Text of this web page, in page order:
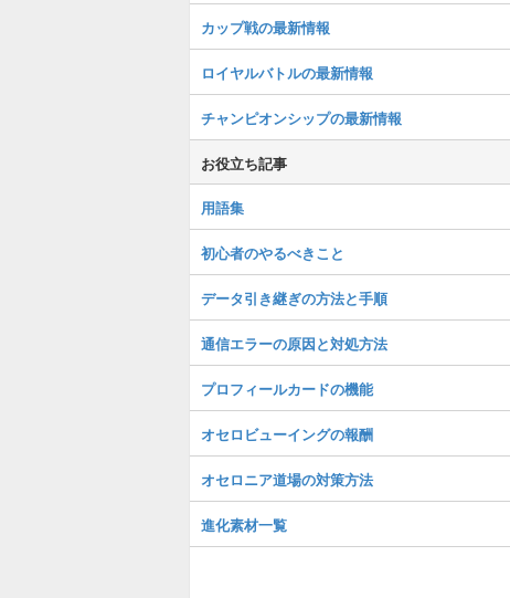
カップ戦の最新情報
ロイヤルバトルの最新情報
チャンピオンシップの最新情報
お役立ち記事
用語集
初心者のやるべきこと
データ引き継ぎの方法と手順
通信エラーの原因と対処方法
プロフィールカードの機能
オセロビューイングの報酬
オセロニア道場の対策方法
進化素材一覧